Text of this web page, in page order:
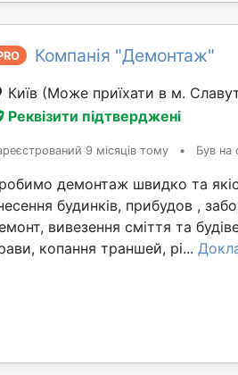
Компанія "Демонтаж"
Київ (Може приїхати в м.
Реквізити підтверджені
9 місяців тому • Був на
демонтаж швидко та
будинків, прибудов ,
вивезення сміття та
копання траншей, рі...